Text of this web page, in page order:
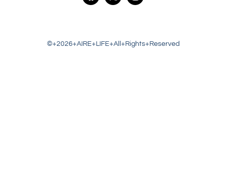
©+2026+AIRE+LIFE+All+Rights+Reserved